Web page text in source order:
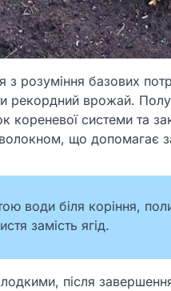
з розуміння базових
рекордний врожай.
кореневої системи та
що допомагає
води біля коріння,
замість ягід.
після завершення